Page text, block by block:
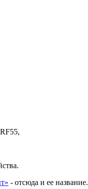
- отсюда и ее название.